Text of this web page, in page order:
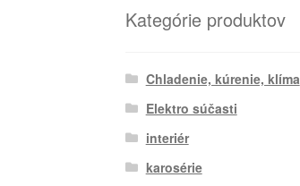
Kategórie produktov
Chladenie, kúrenie, klíma
Elektro súčasti
interiér
karosérie